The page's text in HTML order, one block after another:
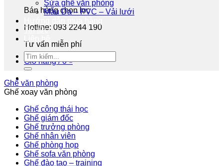
Bán hàng chọn lọc
Hotline: 093 2244 190
Tư vấn miễn phí
Giỏ hàng /0₫
Sửa ghế văn phòng
Mẫu Da – PVC – Vải lưới
Tin tức
Liên hệ
Ghế văn phòng
Ghế xoay văn phòng
Ghế công thái học
Ghế giám đốc
Ghế trưởng phòng
Ghế nhân viên
Ghế phòng họp
Ghế sofa văn phòng
Ghế đào tạo – training